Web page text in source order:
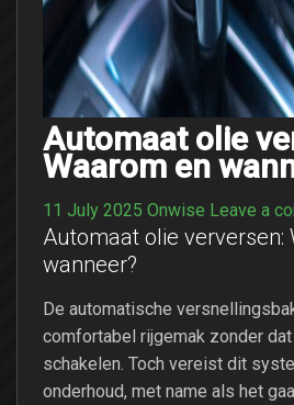
Automaat olie
Waarom en
11 July 2025 Onwise Leave a
Automaat olie verversen:
wanneer?
De automatische
comfortabel rijgemak zonder
schakelen. Toch vereist dit
onderhoud, met name als het